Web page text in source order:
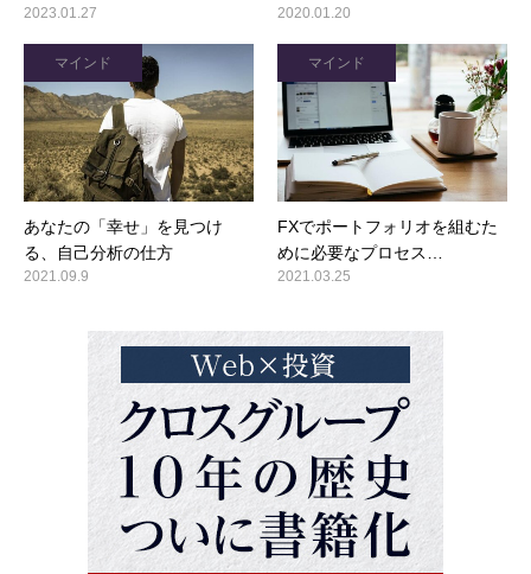
2023.01.27 2020.01.20
あなたの「幸せ」を見つけ
る、自己分析の仕方
2021.09.9
マインド
FXでポートフォリオを組むた
めに必要なプロセス…
2021.03.25
マインド